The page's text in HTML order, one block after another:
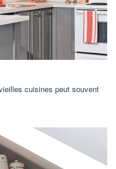
cuisines peut souvent